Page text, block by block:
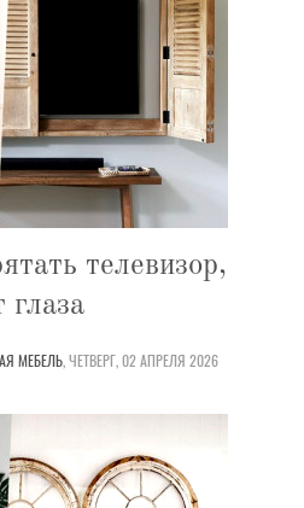
телевизор,
глаза
МЕБЕЛЬ,ЧЕТВЕРГ, 02 АПРЕЛЯ 2026